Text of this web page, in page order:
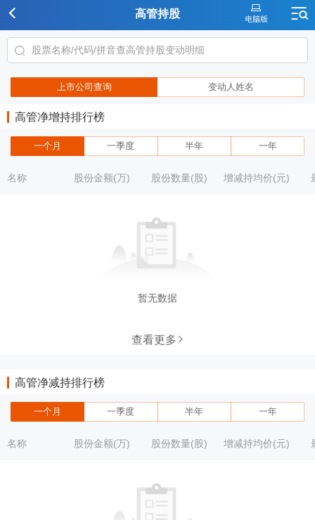
高管持股
上市公司查询 变动人姓名
高管净增持排行榜
一个月 一季度 半年 一年
名称 股份金额(万) 股份数量(股) 增减持均价(元)
暂无数据
查看更多
高管净减持排行榜
一个月 一季度 半年 一年
名称 股份金额(万) 股份数量(股) 增减持均价(元)